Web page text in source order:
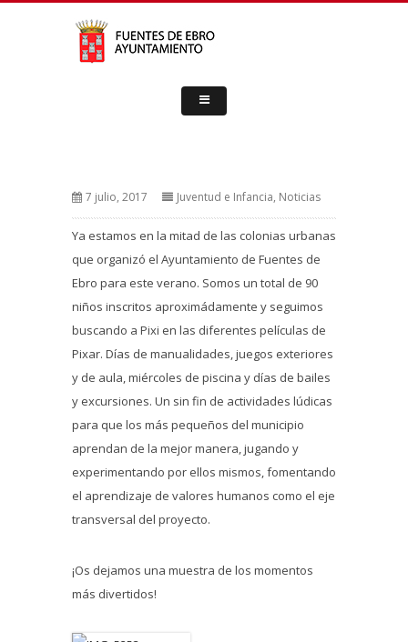
7 julio, 2017 Juventud e Infancia, Noticias
Ya estamos en la mitad de las colonias urbanas
que organizó el Ayuntamiento de Fuentes de
Ebro para este verano. Somos un total de 90
niños inscritos aproximádamente y seguimos
buscando a Pixi en las diferentes películas de
Pixar. Días de manualidades, juegos exteriores
y de aula, miércoles de piscina y días de bailes
y excursiones. Un sin fin de actividades lúdicas
para que los más pequeños del municipio
aprendan de la mejor manera, jugando y
experimentando por ellos mismos, fomentando
el aprendizaje de valores humanos como el eje
transversal del proyecto.
¡Os dejamos una muestra de los momentos
más divertidos!